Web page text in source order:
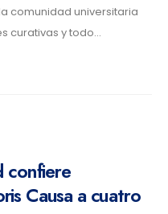
comunidad universitaria
curativas y todo...
confiere
Causa a cuatro